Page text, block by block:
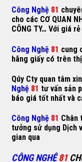
Công Nghệ 81
cho các CƠ QUAN
CÔNG TY… Với giá
Công Nghệ 81 cung
hãng giấy có trên
Qúy Cty quan tâm
Nghệ 81 tư vấn sản
báo giá tốt nhất và
Công Nghệ 81 Chân
tưởng sử dụng Dịch
gian qua
CÔNG NGHỆ 81